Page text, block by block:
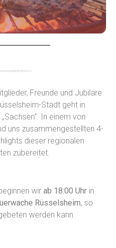
SCHLEMMERESSEN 2016
Freunde und Jubilare
Stadt geht in
In einem von
uns zusammengestellten 4-
dieser regionalen
zubereitet.
wir ab 18:00 Uhr in
Rüsselsheim, so
werden kann.